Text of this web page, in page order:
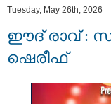
Tuesday, May 26th, 2026
ഈദ് രാവ് :
ഷെരീഫ്